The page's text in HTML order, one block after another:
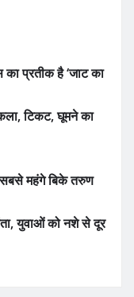
का प्रतीक है ‘जाट का
टिकट, घूमने का
महंगे बिके तरुण
युवाओं को नशे से दूर